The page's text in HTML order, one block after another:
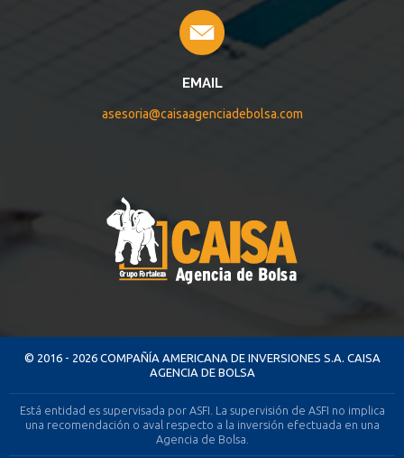
EMAIL
asesoria@caisaagenciadebolsa.com
© 2016 - 2026 COMPAÑÍA AMERICANA DE INVERSIONES S.A. CAISA
AGENCIA DE BOLSA
Está entidad es supervisada por ASFI. La supervisión de ASFI no implica
una recomendación o aval respecto a la inversión efectuada en una
Agencia de Bolsa.